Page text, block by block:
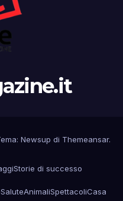
Newsup di Themeansar.
Storie di successo
SaluteAnimaliSpettacoliCasa